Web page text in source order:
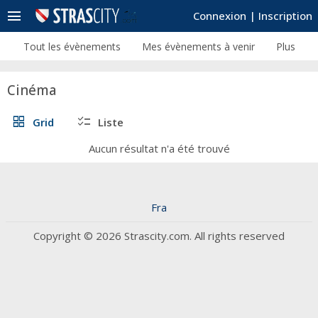
Connexion | Inscription
menu
Tout les évènements Mes évènements à venir Plus
Cinéma
grid_view Grid checklist Liste
Aucun résultat n'a été trouvé
Fra
Copyright © 2026 Strascity.com. All rights reserved